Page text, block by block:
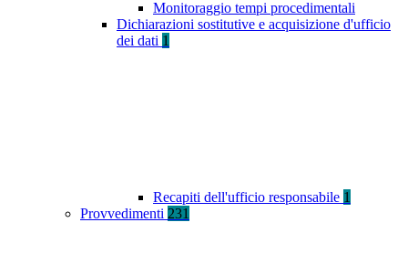
Monitoraggio tempi procedimentali
Dichiarazioni sostitutive e acquisizione d'ufficio
dei dati 1
Recapiti dell'ufficio responsabile 1
Provvedimenti 231